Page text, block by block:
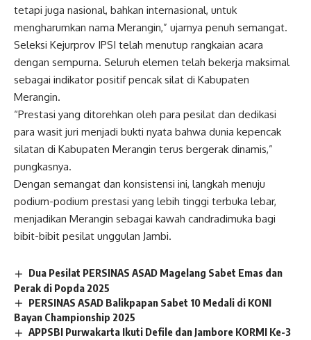
tetapi juga nasional, bahkan internasional, untuk
mengharumkan nama Merangin,” ujarnya penuh semangat.
Seleksi Kejurprov IPSI telah menutup rangkaian acara
dengan sempurna. Seluruh elemen telah bekerja maksimal
sebagai indikator positif pencak silat di Kabupaten
Merangin.
“Prestasi yang ditorehkan oleh para pesilat dan dedikasi
para wasit juri menjadi bukti nyata bahwa dunia kepencak
silatan di Kabupaten Merangin terus bergerak dinamis,”
pungkasnya.
Dengan semangat dan konsistensi ini, langkah menuju
podium-podium prestasi yang lebih tinggi terbuka lebar,
menjadikan Merangin sebagai kawah candradimuka bagi
bibit-bibit pesilat unggulan Jambi.
Dua Pesilat PERSINAS ASAD Magelang Sabet Emas dan
Perak di Popda 2025
PERSINAS ASAD Balikpapan Sabet 10 Medali di KONI
Bayan Championship 2025
APPSBI Purwakarta Ikuti Defile dan Jambore KORMI Ke-3